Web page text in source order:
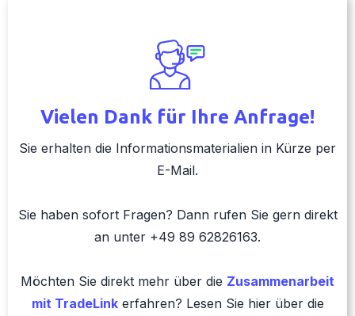
Vielen Dank für Ihre Anfrage!
Sie erhalten die Informationsmaterialien in Kürze per
E-Mail.
Sie haben sofort Fragen? Dann rufen Sie gern direkt
an unter +49 89 62826163.
Möchten Sie direkt mehr über die Zusammenarbeit
mit TradeLinkerfahren? Lesen Sie hier über die